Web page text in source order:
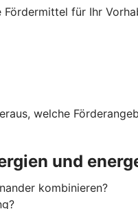
Fördermittel für Ihr
welche
und
kombinieren?